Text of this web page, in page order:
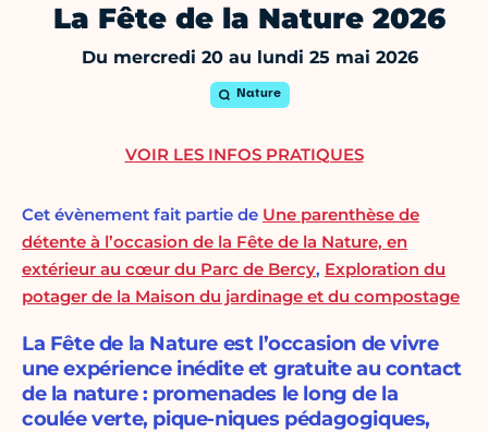
La Fête de la Nature 2026
Du mercredi 20 au lundi 25 mai 2026
Nature
Cet évènement fait partie de Une parenthèse de
détente à l’occasion de la Fête de la Nature, en
extérieur au cœur du Parc de Bercy, Exploration du
potager de la Maison du jardinage et du compostage
La Fête de la Nature est l’occasion de vivre
une expérience inédite et gratuite au contact
de la nature : promenades le long de la
coulée verte, pique-niques pédagogiques,
VOIR LES INFOS PRATIQUES